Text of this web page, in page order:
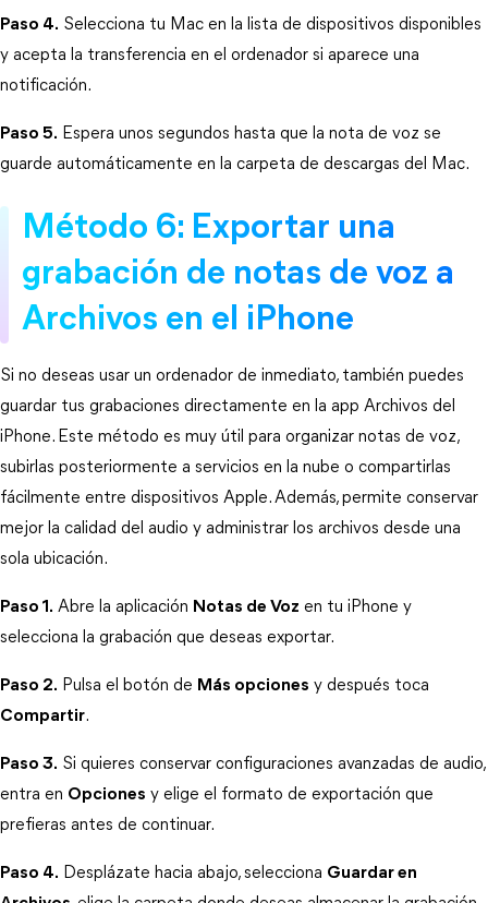
Paso 4. Selecciona tu Mac en la lista de dispositivos disponibles
y acepta la transferencia en el ordenador si aparece una
notificación.
Paso 5. Espera unos segundos hasta que la nota de voz se
guarde automáticamente en la carpeta de descargas del Mac.
Método 6: Exportar una
grabación de notas de voz a
Archivos en el iPhone
Si no deseas usar un ordenador de inmediato, también puedes
guardar tus grabaciones directamente en la app Archivos del
iPhone. Este método es muy útil para organizar notas de voz,
subirlas posteriormente a servicios en la nube o compartirlas
fácilmente entre dispositivos Apple. Además, permite conservar
mejor la calidad del audio y administrar los archivos desde una
sola ubicación.
Paso 1. Abre la aplicación Notas de Voz en tu iPhone y
selecciona la grabación que deseas exportar.
Paso 2. Pulsa el botón de Más opciones
Compartir.
Paso 3. Si quieres conservar configuraciones avanzadas de audio,
entra en Opciones y elige el formato de exportación que
prefieras antes de continuar.
Paso 4. Desplázate hacia abajo, selecciona Guardar en